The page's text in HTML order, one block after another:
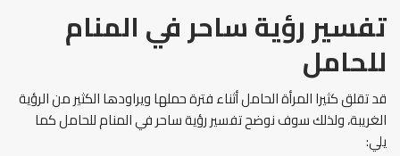
تفسير رؤية ساحر في المنام
للحامل
قد تقلق كثيرا المرأة الحامل أثناء فترة حملها ويراودها الكثير من الرؤية
الغريبة، ولذلك سوف نوضح تفسير رؤية ساحر في المنام للحامل كما
يلي: